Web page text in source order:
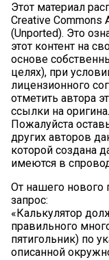
Этот материал
Creative Commons
(Unported). Это
этот контент на
основе
целях), при
лицензионного
отметить автора
ссылки на
Пожалуйста
других авторов
которой создана
имеются в
От нашего нового
запрос:
«Калькулятор
правильного
пятигольник) по
описанной